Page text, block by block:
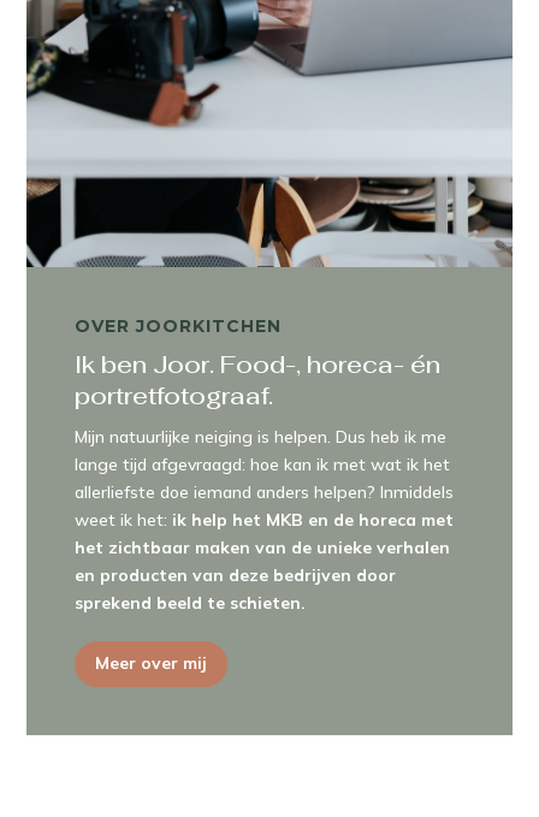
OVER JOORKITCHEN
Ik ben Joor. Food-, horeca- én
portretfotograaf.
Mijn natuurlijke neiging is helpen. Dus heb ik me
lange tijd afgevraagd: hoe kan ik met wat ik het
allerliefste doe iemand anders helpen? Inmiddels
weet ik het: ik help het MKB en de horeca met
het zichtbaar maken van de unieke verhalen
en producten van deze bedrijven door
sprekend beeld te schieten.
Meer over mij